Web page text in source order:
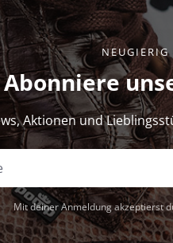
NEUGIERIG
Abonniere
Aktionen und
Mit deiner Anmeldung akzeptierst